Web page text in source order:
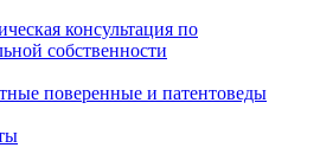
консультация по
собственности
поверенные и патентоведы